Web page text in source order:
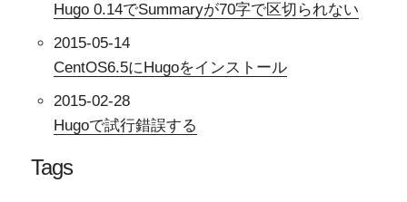
Hugo 0.14でSummaryが70字で区切られない
2015-05-14
CentOS6.5にHugoをインストール
2015-02-28
Hugoで試行錯誤する
Tags